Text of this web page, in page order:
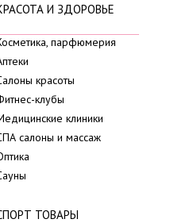
И ЗДОРОВЬЕ
парфюмерия
красоты
клубы
клиники
салоны и массаж
ТОВАРЫ